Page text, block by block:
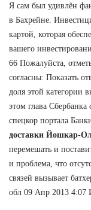
Я сам был удивлён
в Бахрейне.
картой, которая
вашего
66 Пожалуйста,
согласны: Показать
доля этой категории
этом глава
спецкор портала
доставки Йошкар-
перемешать и
и проблема, что
связей вызывает
обл 09 Апр 2013 4:07